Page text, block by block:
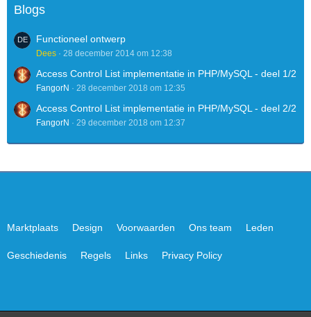
Blogs
Functioneel ontwerp
Dees 28 december 2014 om 12:38
Access Control List implementatie in PHP/MySQL - deel 1/2
FangorN 28 december 2018 om 12:35
Access Control List implementatie in PHP/MySQL - deel 2/2
FangorN 29 december 2018 om 12:37
Marktplaats Design Voorwaarden Ons team Leden
Geschiedenis Regels Links Privacy Policy